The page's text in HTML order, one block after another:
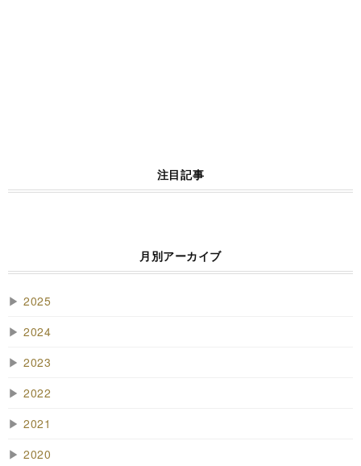
注目記事
月別アーカイブ
▶ 2025
▶ 2024
▶ 2023
▶ 2022
▶ 2021
▶ 2020